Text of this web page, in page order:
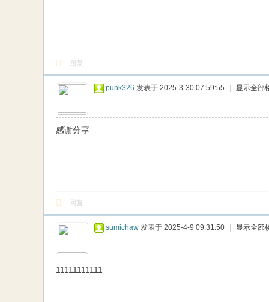
回复
punk326 发表于 2025-3-30 07:59:55 显示全部
感谢分享
回复
sumichaw 发表于 2025-4-9 09:31:50 显示全部
11111111111